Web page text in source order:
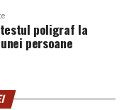
linie de apărare”,
Officer
asociate
poligraf la
persoane